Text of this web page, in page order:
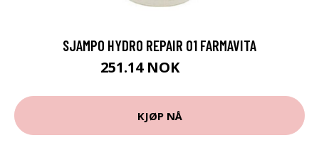
SJAMPO HYDRO REPAIR 01 FARMAVITA
251.14 NOK
KJØP NÅ